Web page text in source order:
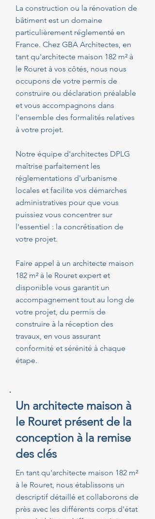
La construction ou la rénovation de
bâtiment est un domaine
particulièrement réglementé en
France. Chez GBA Architectes, en
tant qu'architecte maison 182 m² à
le Rouret à vos côtés, nous nous
occupons de votre permis de
construire ou déclaration préalable
et vous accompagnons dans
l'ensemble des formalités relatives
à votre projet.
Notre équipe d'architectes DPLG
maîtrise parfaitement les
réglementations d'urbanisme
locales et facilite vos démarches
administratives pour que vous
puissiez vous concentrer sur
l'essentiel : la concrétisation de
votre projet.
Faire appel à un architecte maison
182 m² à le Rouret expert et
disponible vous garantit un
accompagnement tout au long de
votre projet, du permis de
construire à la réception des
travaux, en vous assurant
conformité et sérénité à chaque
étape.
Un architecte maison à
le Rouret présent de la
conception à la remise
des clés
En tant qu'architecte maison 182 m²
à le Rouret, nous établissons un
descriptif détaillé et collaborons de
près avec les différents corps d'état